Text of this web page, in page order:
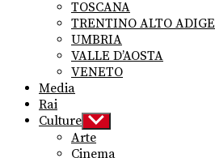
TOSCANA
TRENTINO ALTO ADIGE
UMBRIA
VALLE D’AOSTA
VENETO
Media
Rai
Culture Show
sub
menu
Arte
Cinema